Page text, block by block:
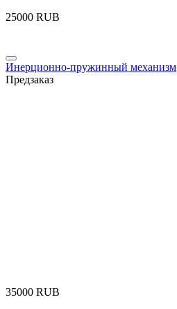
‍25000‍ RUB
Инерционно-пружинный механизм
Предзаказ
‍35000‍ RUB